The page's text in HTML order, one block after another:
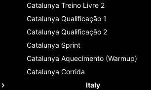
Catalunya Treino Livre 2
Catalunya Qualificação 1
Catalunya Qualificação 2
Catalunya Sprint
Catalunya Aquecimento (Warmup)
Catalunya Corrida
Italy